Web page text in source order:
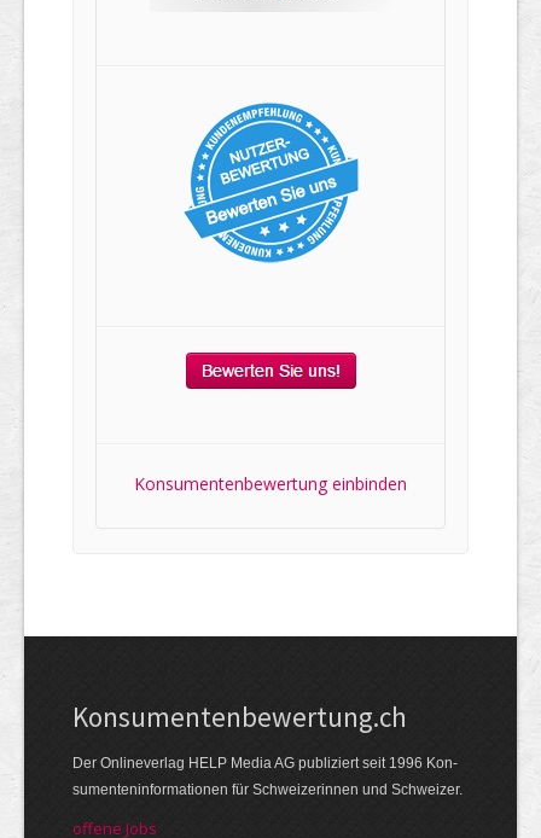
Konsumentenbewertung einbinden
Kon­su­menten­be­wer­tung.ch
Der Online­verlag HELP Media AG publi­ziert seit 1996 Kon­
su­menten­infor­mationen für Schwei­zerinnen und Schweizer.
offene Jobs